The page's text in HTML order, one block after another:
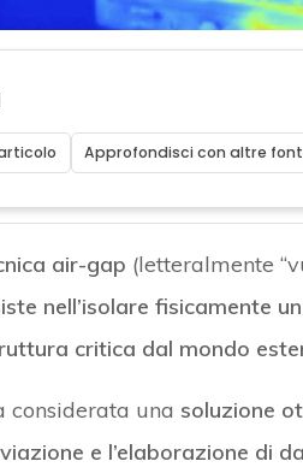
Approfondisci con altre
air-gap (letteralmente
nell’isolare fisicamente
critica dal mondo
considerata una soluzione
e l’elaborazione di